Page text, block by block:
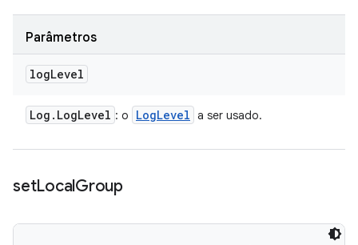
Parâmetros
logLevel
Log . LogLevel : o LogLevel a ser usado.
setLocalGroup